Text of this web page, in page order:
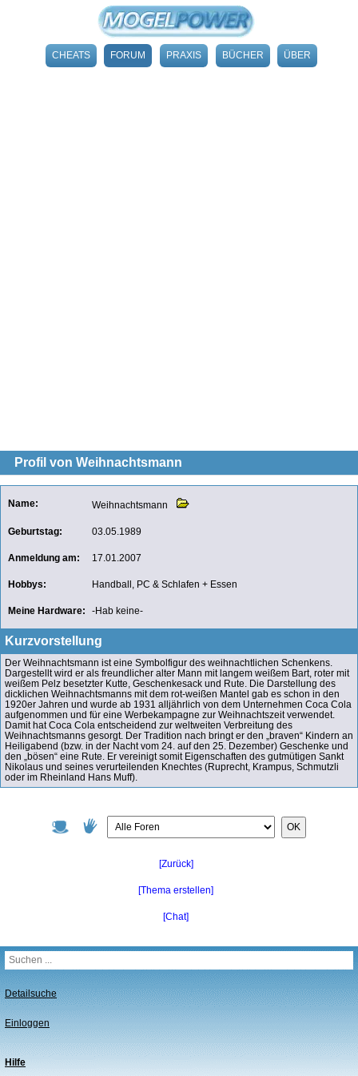
CHEATS FORUM PRAXIS BÜCHER ÜBER
Profil von Weihnachtsmann
OK
[Zurück]
[Thema erstellen]
[Chat]
Detailsuche
Einloggen
Hilfe
Name: Weihnachtsmann
Geburtstag: 03.05.1989
Anmeldung am: 17.01.2007
Hobbys: Handball, PC & Schlafen + Essen
Meine Hardware: -Hab keine-
Kurzvorstellung
Der Weihnachtsmann ist eine Symbolfigur des weihnachtlichen Schenkens.
Dargestellt wird er als freundlicher alter Mann mit langem weißem Bart, roter mit
weißem Pelz besetzter Kutte, Geschenkesack und Rute. Die Darstellung des
dicklichen Weihnachtsmanns mit dem rot-weißen Mantel gab es schon in den
1920er Jahren und wurde ab 1931 alljährlich von dem Unternehmen Coca Cola
aufgenommen und für eine Werbekampagne zur Weihnachtszeit verwendet.
Damit hat Coca Cola entscheidend zur weltweiten Verbreitung des
Weihnachtsmanns gesorgt. Der Tradition nach bringt er den „braven“ Kindern an
Heiligabend (bzw. in der Nacht vom 24. auf den 25. Dezember) Geschenke und
den „bösen“ eine Rute. Er vereinigt somit Eigenschaften des gutmütigen Sankt
Nikolaus und seines verurteilenden Knechtes (Ruprecht, Krampus, Schmutzli
oder im Rheinland Hans Muff).